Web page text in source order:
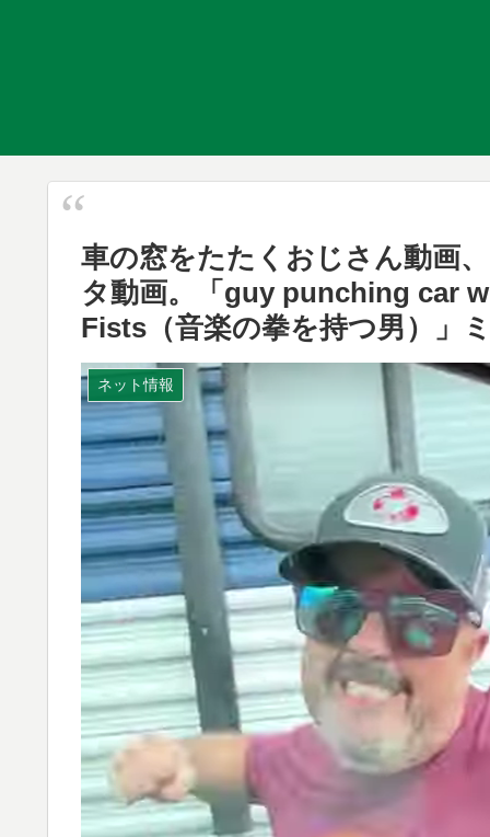
車の窓をたたくおじさん動画
タ動画。「guy punching car
Fists（音楽の拳を持つ男）」
ネット情報